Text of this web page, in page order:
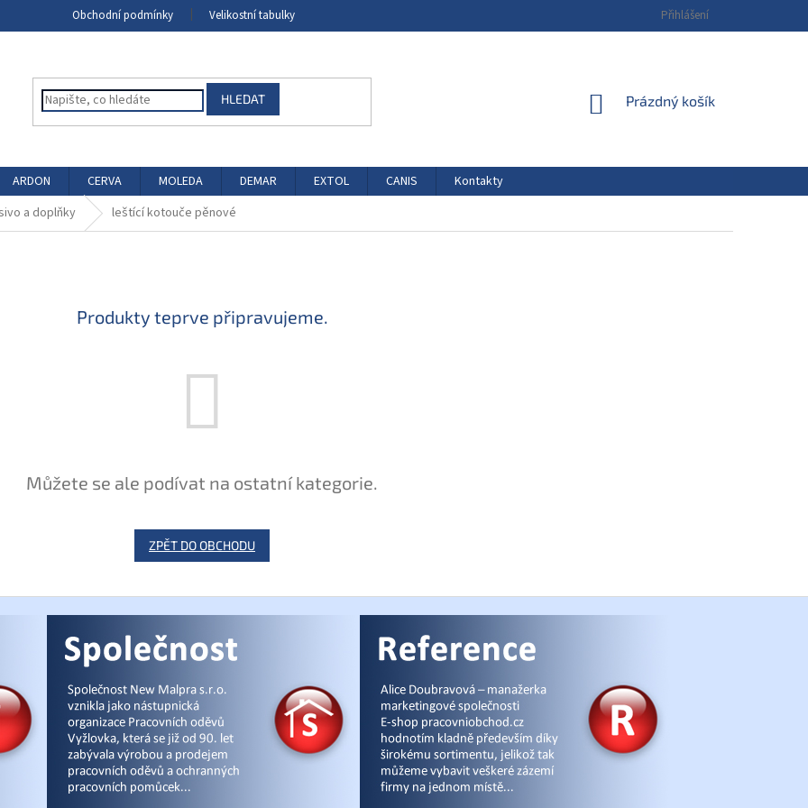
Obchodní podmínky Velikostní tabulky Přihlášení
HLEDAT
NÁKUPNÍ
Prázdný košík
ARDON CERVA MOLEDA DEMAR EXTOL CANIS
Kontakty
a doplňky leštící kotouče pěnové
Produkty teprve připravujeme.
Můžete se ale podívat na ostatní kategorie.
ZPĚT DO OBCHODU